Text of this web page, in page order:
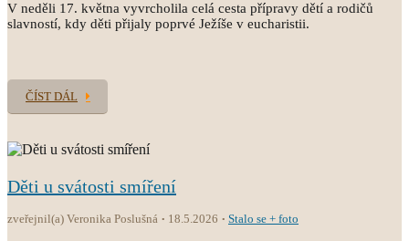
V neděli 17. května vyvrcholila celá cesta přípravy dětí a rodičů
slavností, kdy děti přijaly poprvé Ježíše v eucharistii.
ČÍST DÁL
Děti u svátosti smíření
zveřejnil(a) Veronika Poslušná 18.5.2026 Stalo se + foto